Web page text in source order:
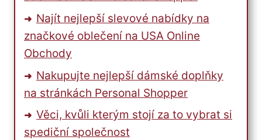
Najít nejlepší slevové nabídky na
značkové oblečení na USA Online
Obchody
Nakupujte nejlepší dámské doplňky
na stránkách Personal Shopper
Věci, kvůli kterým stojí za to vybrat si
spediční společnost